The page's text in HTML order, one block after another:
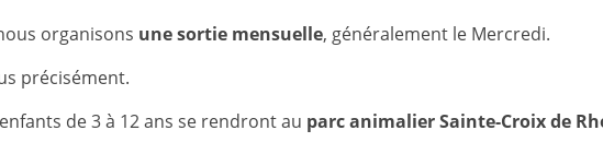
organisons une sortie mensuelle, généralement le Mercredi.
précisément.
de 3 à 12 ans se rendront au parc animalier Sainte-Croix de